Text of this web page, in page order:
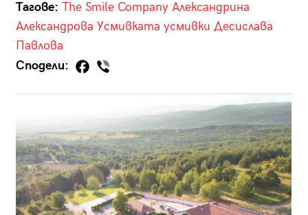
Тагове: The Smile Company Александрина
Александрова Усмивката усмивки Десислава
Павлова
Сподели: